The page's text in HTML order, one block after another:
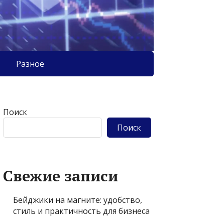
Разное
Поиск
Поиск
Свежие записи
Бейджики на магните: удобство,
стиль и практичность для бизнеса